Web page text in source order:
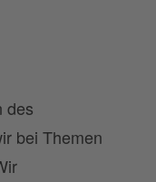
des
bei Themen